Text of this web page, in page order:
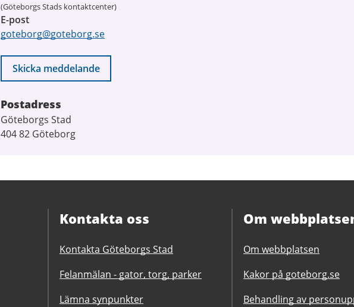
(Göteborgs Stads kontaktcenter)
E-post
goteborg@goteborg.se
Skicka meddelande
Postadress
Göteborgs Stad
404 82 Göteborg
Kontakta oss
Kontakta Göteborgs Stad
Felanmälan - gator, torg, parker
Lämna synpunkter
Om
Om webbplatsen
Kakor på goteborg.se
Behandling av